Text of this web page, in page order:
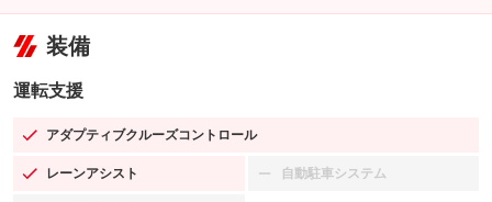
装備
運転支援
アダプティブクルーズコントロール
：装備あり
レーンアシスト
：装備あり 自動駐車システム
：装備なし